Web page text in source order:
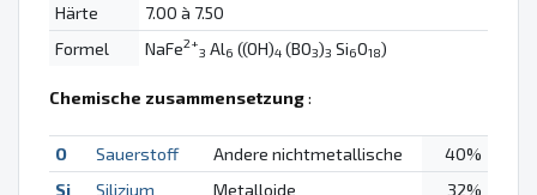
Härte
7.00 à 7.50
Formel
NaFe2+
3 Al6 ((OH)4 (BO3)3 Si6O18)
Chemische zusammensetzung:
O Sauerstoff Andere nichtmetallische
40%
Si
Silizium Metalloide
32%